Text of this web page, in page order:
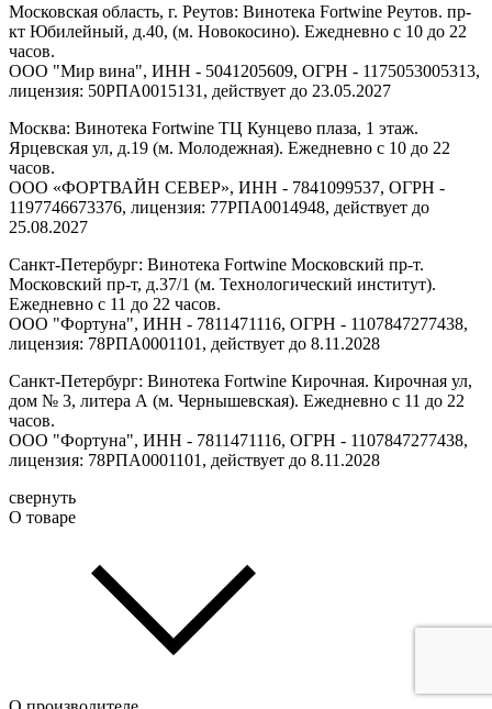
Московская область, г. Реутов: Винотека Fortwine Реутов. пр-
кт Юбилейный, д.40, (м. Новокосино). Ежедневно с 10 до 22
часов.
ООО "Мир вина", ИНН - 5041205609, ОГРН - 1175053005313,
лицензия: 50РПА0015131, действует до 23.05.2027
Москва: Винотека Fortwine ТЦ Кунцево плаза, 1 этаж.
Ярцевская ул, д.19 (м. Молодежная). Ежедневно с 10 до 22
часов.
ООО «ФОРТВАЙН СЕВЕР», ИНН - 7841099537, ОГРН -
1197746673376, лицензия: 77РПА0014948, действует до
25.08.2027
Санкт-Петербург: Винотека Fortwine Московский пр-т.
Московский пр-т, д.37/1 (м. Технологический институт).
Ежедневно с 11 до 22 часов.
ООО "Фортуна", ИНН - 7811471116, ОГРН - 1107847277438,
лицензия: 78РПА0001101, действует до 8.11.2028
Санкт-Петербург: Винотека Fortwine Кирочная. Кирочная ул,
дом № 3, литера А (м. Чернышевская). Ежедневно с 11 до 22
часов.
ООО "Фортуна", ИНН - 7811471116, ОГРН - 1107847277438,
лицензия: 78РПА0001101, действует до 8.11.2028
свернуть
О товаре